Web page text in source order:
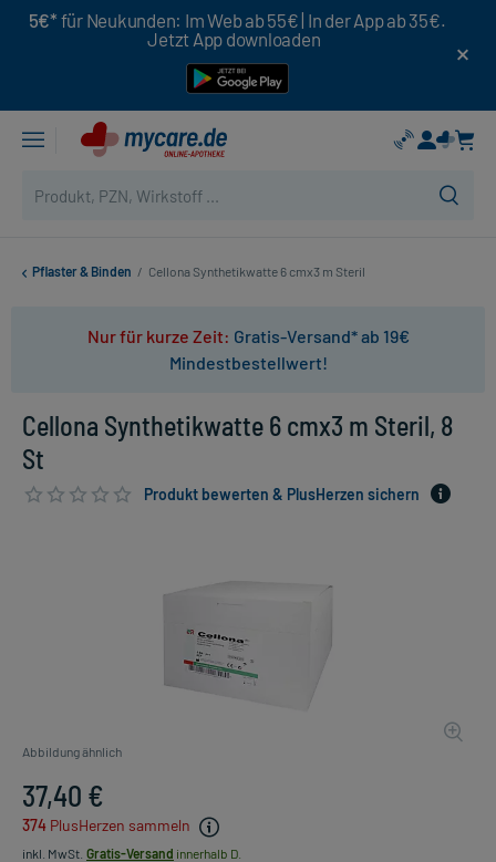
5€* für Neukunden: Im Web ab 55€ | In der App ab 35€.
Jetzt App downloaden
Pflaster & Binden / Cellona Synthetikwatte 6 cmx3 m Steril
Nur für kurze Zeit: Gratis-Versand* ab 19€
Mindestbestellwert!
Cellona Synthetikwatte 6 cmx3 m Steril, 8
St
Produkt bewerten & PlusHerzen sichern
Abbildung ähnlich
37,40 €
374 PlusHerzen sammeln
inkl. MwSt. Gratis-Versand innerhalb D.